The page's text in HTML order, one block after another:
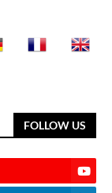
FOLLOW US